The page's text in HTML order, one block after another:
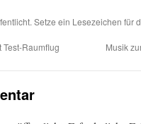
Setze ein Lesezeichen für
Raumflug Musik